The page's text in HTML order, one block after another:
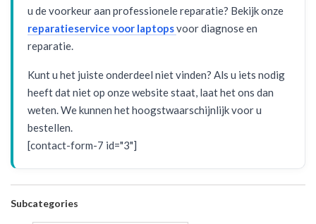
u de voorkeur aan professionele reparatie? Bekijk onze
reparatieservice voor laptopsvoor diagnose en
reparatie.
Kunt u het juiste onderdeel niet vinden? Als u iets nodig
heeft dat niet op onze website staat, laat het ons dan
weten. We kunnen het hoogstwaarschijnlijk voor u
bestellen.
[contact-form-7 id="3"]
Subcategories